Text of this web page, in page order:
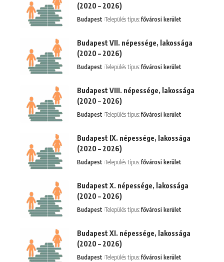
(2020 – 2026)
Budapest Település típus:fővárosi kerület
Budapest VII. népessége, lakossága
(2020 – 2026)
Budapest Település típus:fővárosi kerület
Budapest VIII. népessége, lakossága
(2020 – 2026)
Budapest Település típus:fővárosi kerület
Budapest IX. népessége, lakossága
(2020 – 2026)
Budapest Település típus:fővárosi kerület
Budapest X. népessége, lakossága
(2020 – 2026)
Budapest Település típus:fővárosi kerület
Budapest XI. népessége, lakossága
(2020 – 2026)
Budapest Település típus:fővárosi kerület